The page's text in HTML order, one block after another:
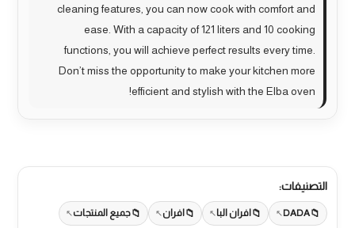
cleaning features, you can now cook with comfort and
ease. With a capacity of 121 liters and 10 cooking
functions, you will achieve perfect results every time.
Don’t miss the opportunity to make your kitchen more
efficient and stylish with the Elba oven!
التصنيفات:
DADA افران البا افران جميع المنتجات